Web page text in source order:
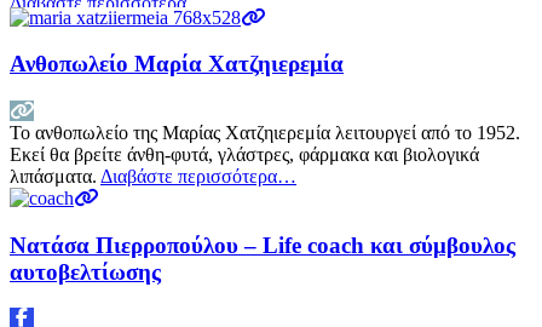
Ανθοπωλείο Μαρία Χατζηιερεμία
Το ανθοπωλείο της Μαρίας Χατζηιερεμία λειτουργεί από το 1952.
Εκεί θα βρείτε άνθη-φυτά, γλάστρες, φάρμακα και βιολογικά
λιπάσματα. Διαβάστε περισσότερα…
Νατάσα Πιερροπούλου – Life coach και σύμβουλος
αυτοβελτίωσης